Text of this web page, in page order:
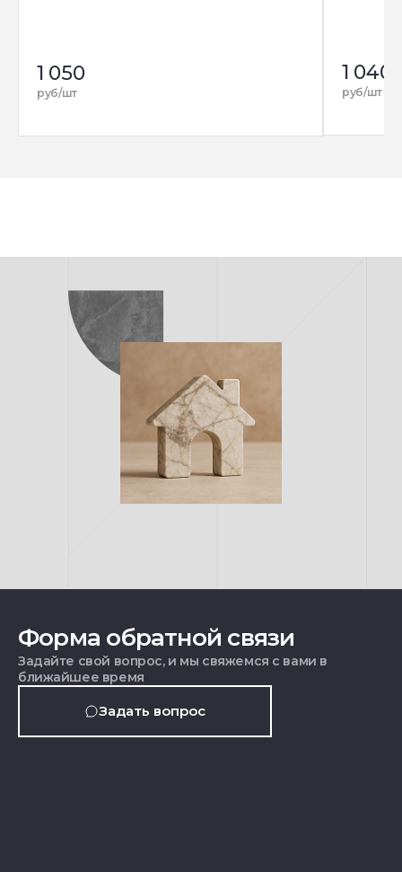
1 050
руб/шт
1 040
руб/шт
Форма обратной связи
Задайте свой вопрос, и мы свяжемся с вами в
ближайшее время
Задать вопрос